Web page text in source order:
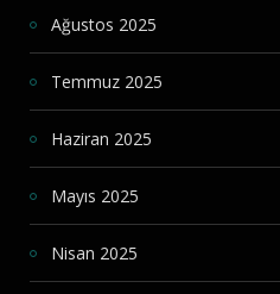
Ağustos 2025
Temmuz 2025
Haziran 2025
Mayıs 2025
Nisan 2025